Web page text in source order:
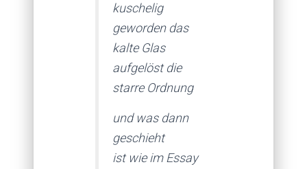
kuschelig
geworden das
kalte Glas
aufgelöst die
starre Ordnung
und was dann
geschieht
ist wie im Essay